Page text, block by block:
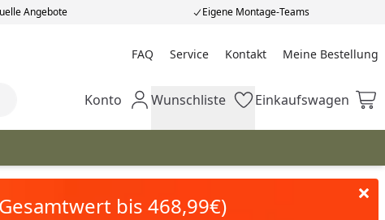
Angebote Eigene Montage-Teams
FAQ Service Kontakt Meine Bestellung
Meine Bestellung
Mein Konto
Konto Wunschliste
Wunschliste Einkaufswagen
Einkaufswagen
bis 468,99€)